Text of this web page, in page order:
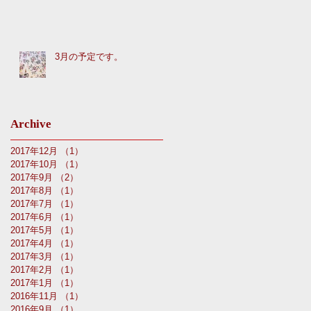
3月の予定です。
Archive
2017年12月 （1）
2017年10月
（1）
2017年9月
（2）
2017年8月
（1）
2017年7月
（1）
2017年6月
（1）
2017年5月
（1）
2017年4月
（1）
2017年3月
（1）
2017年2月
（1）
2017年1月
（1）
2016年11月
（1）